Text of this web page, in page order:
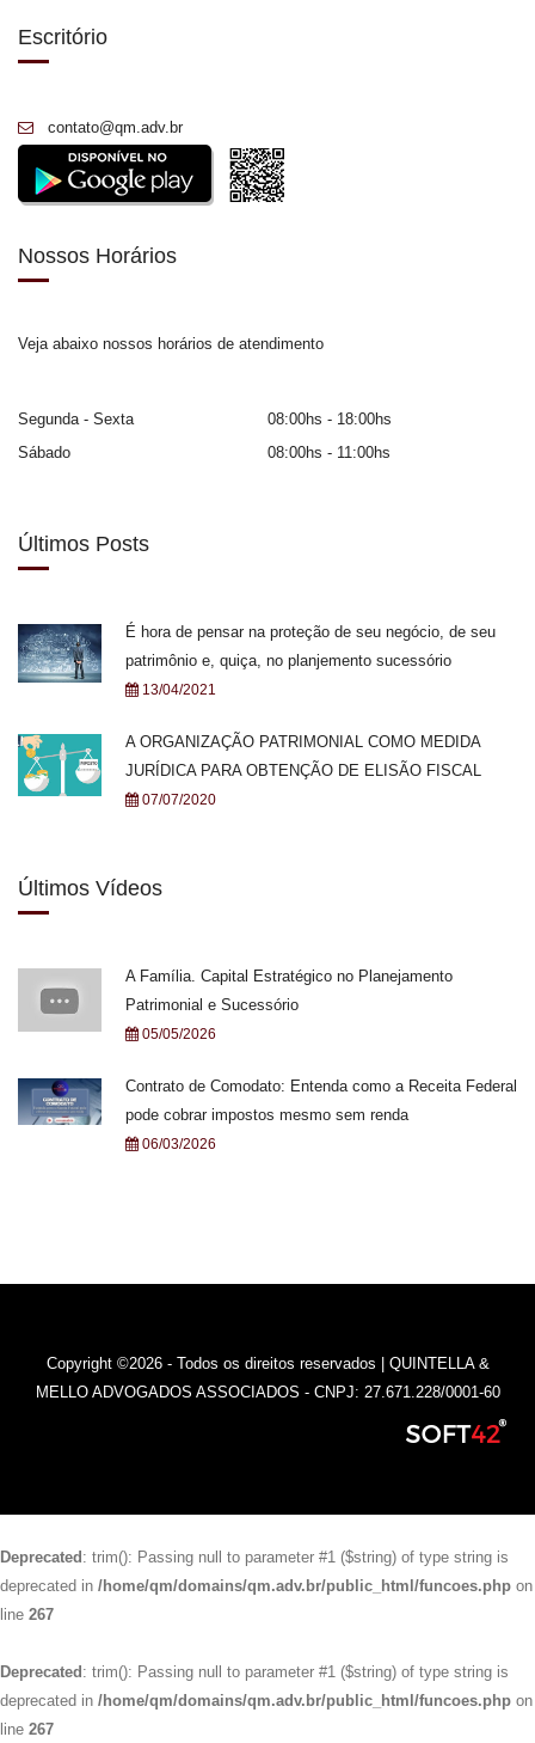
Escritório
contato@qm.adv.br
Nossos Horários
Veja abaixo nossos horários de atendimento
Segunda - Sexta
08:00hs - 18:00hs
Sábado
08:00hs - 11:00hs
Últimos Posts
É hora de pensar na proteção de seu negócio, de seu
patrimônio e, quiça, no planjemento sucessório
13/04/2021
A ORGANIZAÇÃO PATRIMONIAL COMO MEDIDA
JURÍDICA PARA OBTENÇÃO DE ELISÃO FISCAL
07/07/2020
Últimos Vídeos
A Família. Capital Estratégico no Planejamento
Patrimonial e Sucessório
05/05/2026
Contrato de Comodato: Entenda como a Receita Federal
pode cobrar impostos mesmo sem renda
06/03/2026
Copyright ©2026 - Todos os direitos reservados | QUINTELLA &
MELLO ADVOGADOS ASSOCIADOS - CNPJ: 27.671.228/0001-60
Deprecated : trim(): Passing null to parameter #1 ($string) of type string is
deprecated in /home/qm/domains/qm.adv.br/public_html/funcoes.php on
line 267
Deprecated : trim(): Passing null to parameter #1 ($string) of type string is
deprecated in /home/qm/domains/qm.adv.br/public_html/funcoes.php on
line 267